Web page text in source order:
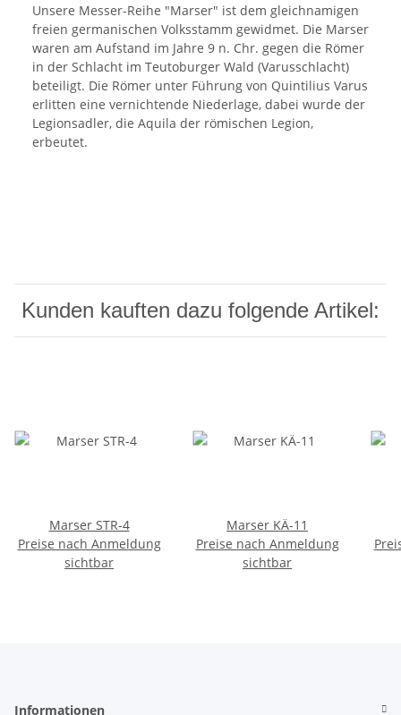
Unsere Messer-Reihe "Marser" ist dem gleichnamigen
freien germanischen Volksstamm gewidmet. Die Marser
waren am Aufstand im Jahre 9 n. Chr. gegen die Römer
in der Schlacht im Teutoburger Wald (Varusschlacht)
beteiligt. Die Römer unter Führung von Quintilius Varus
erlitten eine vernichtende Niederlage, dabei wurde der
Legionsadler, die Aquila der römischen Legion,
erbeutet.
Kunden kauften dazu folgende Artikel:
Marser STR-4
Preise nach Anmeldung
sichtbar
Marser KÄ-11
Preise nach Anmeldung
sichtbar
Informationen